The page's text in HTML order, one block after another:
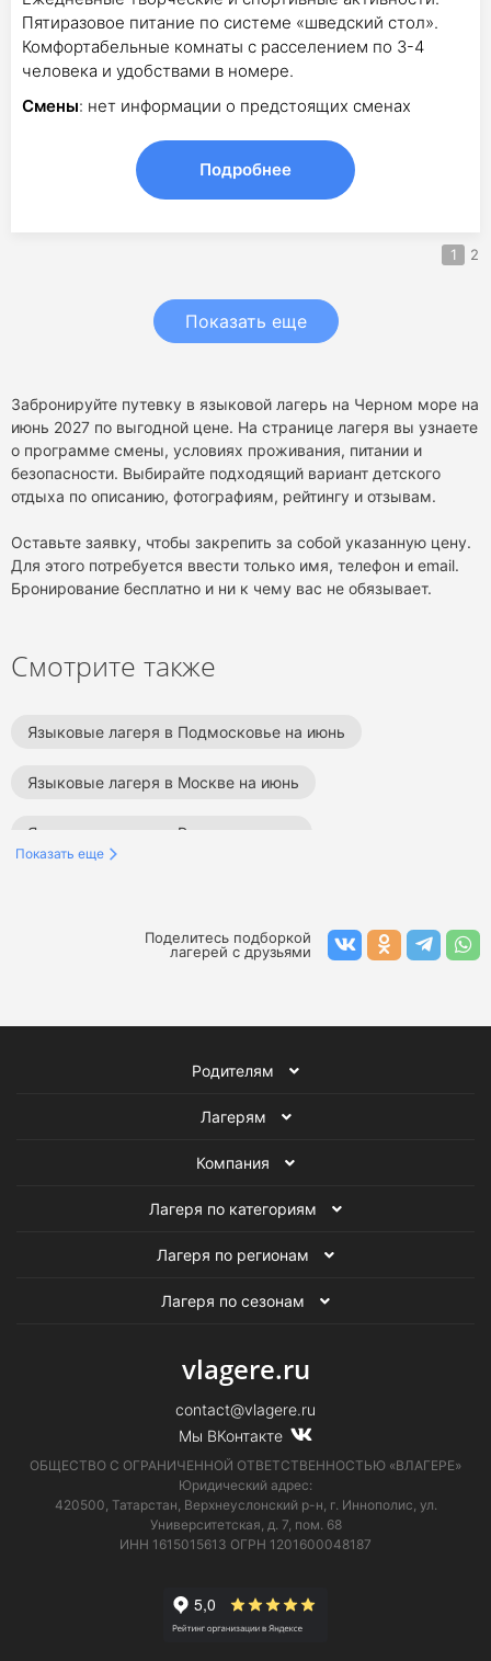
Пятиразовое питание по системе «шведский стол».
Комфортабельные комнаты с расселением по 3-4
человека и удобствами в номере.
Смены: нет информации о предстоящих сменах
Подробнее
1 2
Показать еще
Забронируйте путевку в языковой лагерь на Черном море на
июнь 2027 по выгодной цене. На странице лагеря вы узнаете
о программе смены, условиях проживания, питании и
безопасности. Выбирайте подходящий вариант детского
отдыха по описанию, фотографиям, рейтингу и отзывам.
Оставьте заявку, чтобы закрепить за собой указанную цену.
Для этого потребуется ввести только имя, телефон и email.
Бронирование бесплатно и ни к чему вас не обязывает.
Смотрите также
Языковые лагеря в Подмосковье на июнь
Языковые лагеря в Москве на июнь
Языковые лагеря в России на июнь
Языковые лагеря на Черном море
Показать еще
Поделитесь подборкой
лагерей с друзьями
Родителям
Лагерям
Компания
Лагеря по категориям
Лагеря по регионам
Лагеря по сезонам
vlagere.ru
contact@vlagere.ru
Мы ВКонтакте
ОБЩЕСТВО С ОГРАНИЧЕННОЙ ОТВЕТСТВЕННОСТЬЮ «ВЛАГЕРЕ»
Юридический адрес:
420500, Татарстан, Верхнеуслонский р-н, г. Иннополис, ул.
Университетская, д. 7, пом. 68
ИНН 1615015613 ОГРН 1201600048187